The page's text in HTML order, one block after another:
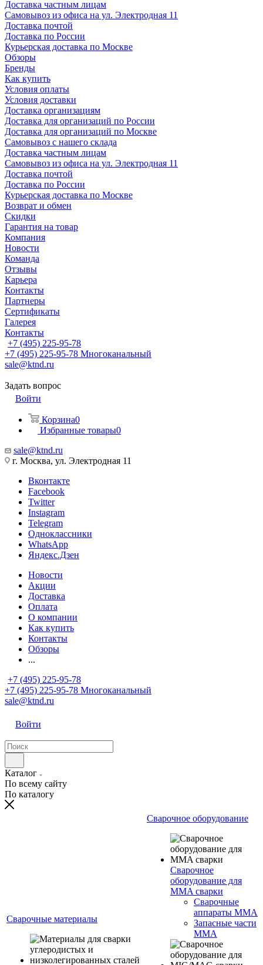
Доставка частным лицам
Самовывоз из офиса на ул. Электродная 11
Доставка почтой
Доставка по России
Курьерская доставка по Москве
Обзоры
Бренды
Как купить
Условия оплаты
Условия доставки
Доставка организациям
Доставка для организаций по России
Доставка для организаций по Москве
Самовывоз с нашего склада
Доставка частным лицам
Самовывоз из офиса на ул. Электродная 11
Доставка почтой
Доставка по России
Курьерская доставка по Москве
Возврат и обмен
Скидки
Гарантия на товар
Компания
Новости
Команда
Отзывы
Карьера
Контакты
Партнеры
Сертификаты
Галерея
Контакты
+7 (495) 225-95-78
+7 (495) 225-95-78 Многоканальный
sale@ktnd.ru
Задать вопрос
Войти
Корзина0
Избранные товары0
sale@ktnd.ru
г. Москва, ул. Электродная 11
Вконтакте
Facebook
Twitter
Instagram
Telegram
Одноклассники
WhatsApp
Яндекс.Дзен
Новости
Акции
Доставка
Оплата
О компании
Как купить
Контакты
Обзоры
...
+7 (495) 225-95-78
+7 (495) 225-95-78 Многоканальный
sale@ktnd.ru
Войти
Каталог
По всему сайту
По каталогу
Сварочные материалы
Сварочное оборудование
Сварочное
оборудование для
MMA сварки
Сварочные
аппараты MMA
Запасные части
MMA